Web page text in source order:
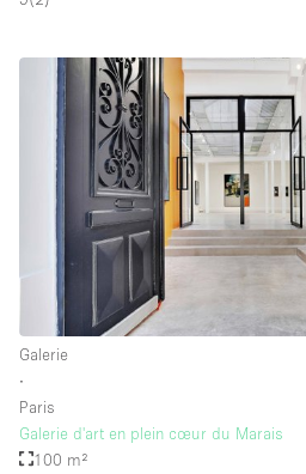
Galerie
∙
Paris
Galerie d'art en plein cœur du Marais
100 m²